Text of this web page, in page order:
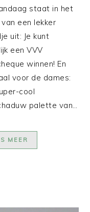
staat in het
een lekker
uit: Je kunt
een VVV
winnen! En
voor de dames:
cool
palette van…
MEER